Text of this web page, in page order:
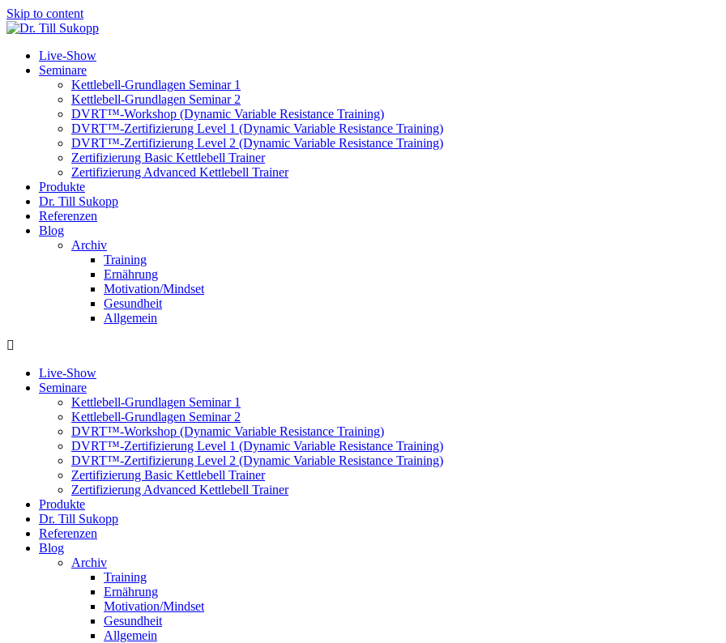
Skip to content
Live-Show
Seminare
Kettlebell-Grundlagen Seminar 1
Kettlebell-Grundlagen Seminar 2
DVRT™-Workshop (Dynamic Variable Resistance Training)
DVRT™-Zertifizierung Level 1 (Dynamic Variable Resistance Training)
DVRT™-Zertifizierung Level 2 (Dynamic Variable Resistance Training)
Zertifizierung Basic Kettlebell Trainer
Zertifizierung Advanced Kettlebell Trainer
Produkte
Dr. Till Sukopp
Referenzen
Blog
Archiv
Training
Ernährung
Motivation/Mindset
Gesundheit
Allgemein
Live-Show
Seminare
Kettlebell-Grundlagen Seminar 1
Kettlebell-Grundlagen Seminar 2
DVRT™-Workshop (Dynamic Variable Resistance Training)
DVRT™-Zertifizierung Level 1 (Dynamic Variable Resistance Training)
DVRT™-Zertifizierung Level 2 (Dynamic Variable Resistance Training)
Zertifizierung Basic Kettlebell Trainer
Zertifizierung Advanced Kettlebell Trainer
Produkte
Dr. Till Sukopp
Referenzen
Blog
Archiv
Training
Ernährung
Motivation/Mindset
Gesundheit
Allgemein